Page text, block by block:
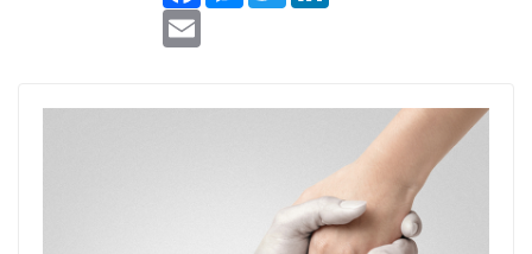
Spasimo-hranu-